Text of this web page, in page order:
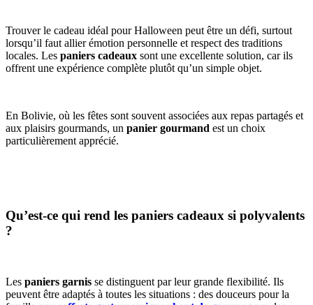
Trouver le cadeau idéal pour Halloween peut être un défi, surtout
lorsqu’il faut allier émotion personnelle et respect des traditions
locales. Les paniers cadeaux sont une excellente solution, car ils
offrent une expérience complète plutôt qu’un simple objet.
En Bolivie, où les fêtes sont souvent associées aux repas partagés et
aux plaisirs gourmands, un panier gourmand est un choix
particulièrement apprécié.
Qu’est-ce qui rend les paniers cadeaux si polyvalents
?
Les paniers garnis se distinguent par leur grande flexibilité. Ils
peuvent être adaptés à toutes les situations : des douceurs pour la